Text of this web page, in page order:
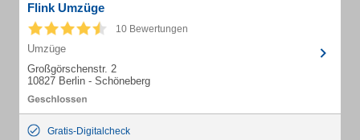
Flink Umzüge
10 Bewertungen
Umzüge
Großgörschenstr. 2
10827 Berlin - Schöneberg
Gratis-Digitalcheck